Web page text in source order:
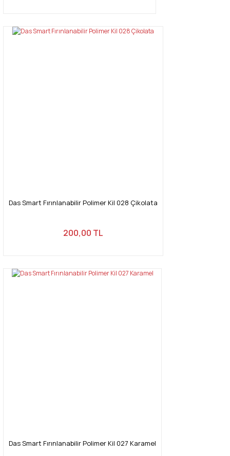
Das Smart Fırınlanabilir Polimer Kil 028 Çikolata
200,00 TL
Das Smart Fırınlanabilir Polimer Kil 027 Karamel